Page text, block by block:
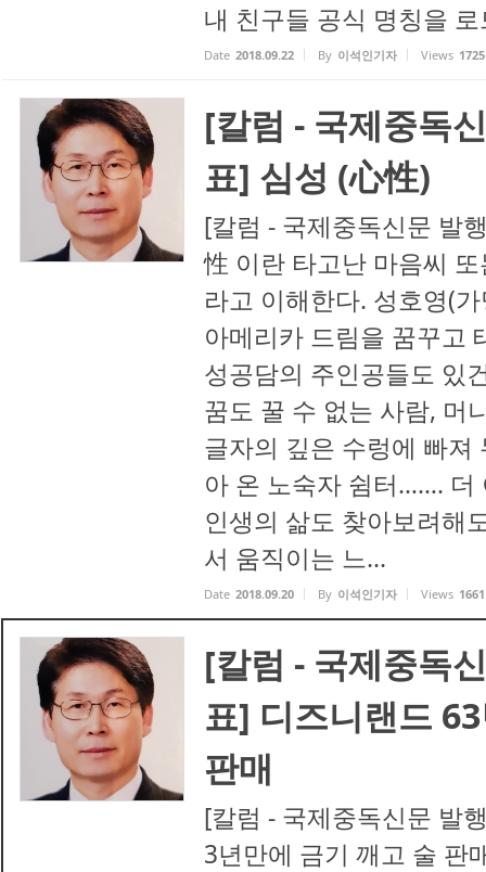
내 친구들 공식 명칭을
Date 2018.09.22 By 이석인기자 Views 1725
[칼럼 - 국제중독
표] 심성 (心性)
[칼럼 - 국제중독신문 발
性 이란 타고난 마음씨
라고 이해한다. 성호영(
아메리카 드림을 꿈꾸고
성공담의 주인공들도 있
꿈도 꿀 수 없는 사람, 머
글자의 깊은 수렁에 빠져
아 온 노숙자 쉼터……. 더
인생의 삶도 찾아보려해
서 움직이는 느...
Date 2018.09.20 By 이석인기자 Views 1661
[칼럼 - 국제중독
표] 디즈니랜드
판매
[칼럼 - 국제중독신문 발
3년만에 금기 깨고 술 판